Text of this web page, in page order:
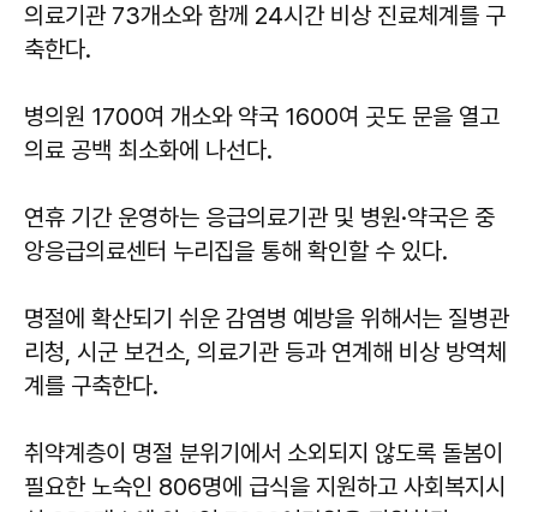
의료기관 73개소와 함께 24시간 비상 진료체계를 구
축한다.
병의원 1700여 개소와 약국 1600여 곳도 문을 열고
의료 공백 최소화에 나선다.
연휴 기간 운영하는 응급의료기관 및 병원·약국은 중
앙응급의료센터 누리집을 통해 확인할 수 있다.
명절에 확산되기 쉬운 감염병 예방을 위해서는 질병관
리청, 시군 보건소, 의료기관 등과 연계해 비상 방역체
계를 구축한다.
취약계층이 명절 분위기에서 소외되지 않도록 돌봄이
필요한 노숙인 806명에 급식을 지원하고 사회복지시